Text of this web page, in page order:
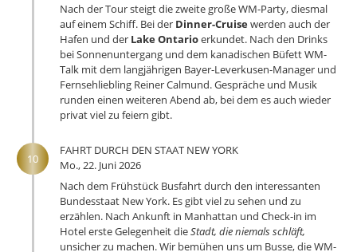
Nach der Tour steigt die zweite große WM-Party, diesmal
auf einem Schiff. Bei der Dinner-Cruisewerden auch der
Hafen und der Lake Ontarioerkundet. Nach den Drinks
bei Sonnenuntergang und dem kanadischen Büfett WM-
Talk mit dem langjährigen Bayer-Leverkusen-Manager und
Fernsehliebling Reiner Calmund. Gespräche und Musik
runden einen weiteren Abend ab, bei dem es auch wieder
privat viel zu feiern gibt.
10
FAHRT DURCH DEN STAAT NEW YORK
Mo., 22. Juni 2026
Nach dem Frühstück Busfahrt durch den interessanten
Bundesstaat New York. Es gibt viel zu sehen und zu
erzählen. Nach Ankunft in Manhattan und Check-in im
Hotel erste Gelegenheit dieStadt, die niemals schläft,
unsicher zu machen. Wir bemühen uns um Busse, die WM-